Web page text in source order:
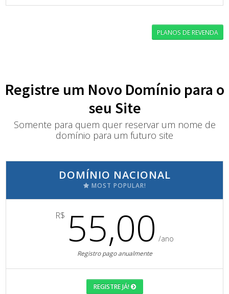
PLANOS DE REVENDA
Registre um Novo Domínio para o
seu Site
Somente para quem quer reservar um nome de
domínio para um futuro site
DOMÍNIO NACIONAL
MOST POPULAR!
R$ 55,00 /ano
Registro pago anualmente
REGISTRE JÁ!